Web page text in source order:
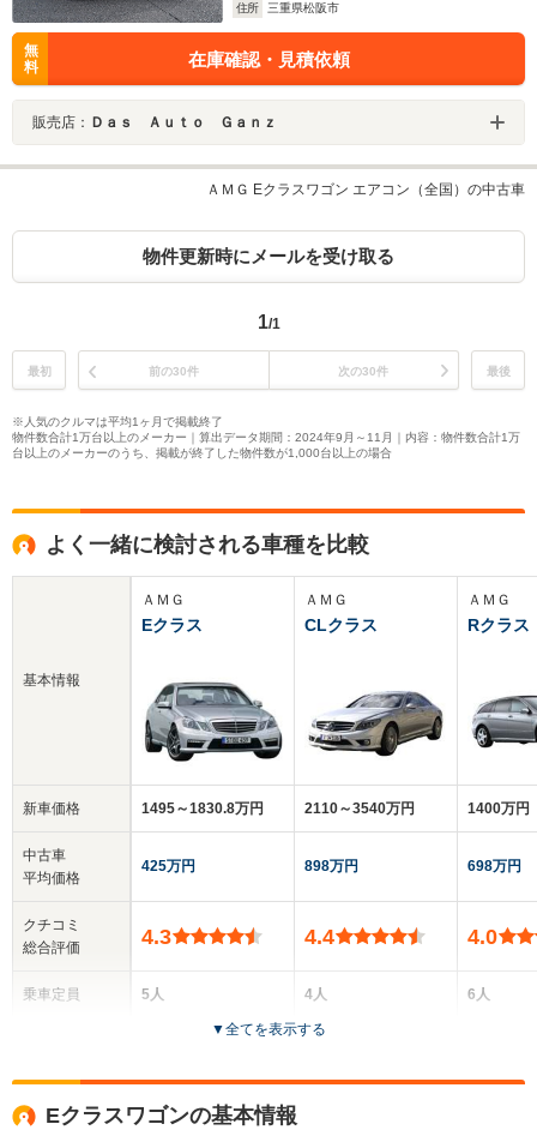
住所
三重県松阪市
無
料
在庫確認・見積依頼
販売店： Ｄａｓ Ａｕｔｏ Ｇａｎｚ
ＡＭＧ Eクラスワゴン エアコン（全国）の中古車
物件更新時にメールを受け取る
1/1
最初 前の30件 次の30件 最後
※人気のクルマは平均1ヶ月で掲載終了
物件数合計1万台以上のメーカー｜算出データ期間：2024年9月～11月｜内容：物件数合計1万
台以上のメーカーのうち、掲載が終了した物件数が1,000台以上の場合
よく一緒に検討される車種を比較
基本情報
新車価格
中古車
平均価格
クチコミ
総合評価
乗車定員
ＡＭＧ
Eクラス
1495～1830.8万円
425万円
4.3
5人
1.44m～1.46m
ＡＭＧ
CLクラス
2110～3540万円
898万円
4.4
4人
2ドア
ＡＭＧ
Rクラス
1400万円
698万円
4.0
6人
▼全てを表示する
Eクラスワゴンの基本情報